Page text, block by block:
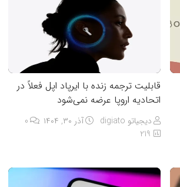
قابلیت ترجمه زنده با ایرپاد اپل فعلاً در
اتحادیه اروپا عرضه نمی‌شود
دیجیاتو digiato آذر ۳۰, ۱۴۰۴
0
219